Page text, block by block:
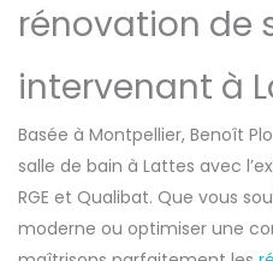
rénovation de
intervenant à
Basée à Montpellier, Benoît
salle de bain à Lattes avec
RGE et Qualibat. Que vous
moderne ou optimiser une